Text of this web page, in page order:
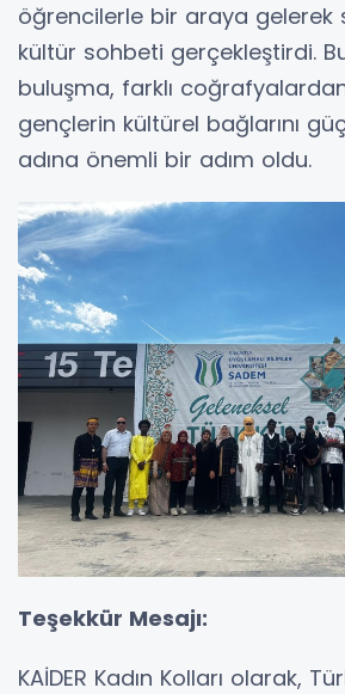
öğrencilerle bir araya gelerek
kültür sohbeti gerçekleştirdi.
buluşma, farklı
gençlerin kültürel bağlarını
adına önemli bir adım oldu.
Teşekkür Mesajı:
KAİDER Kadın Kolları olarak,